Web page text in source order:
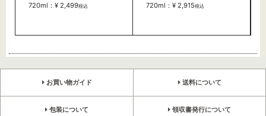
720ml：¥ 2,499税込
720ml：¥ 2,915税込
お買い物ガイド 送料について
包装について 領収書発行について